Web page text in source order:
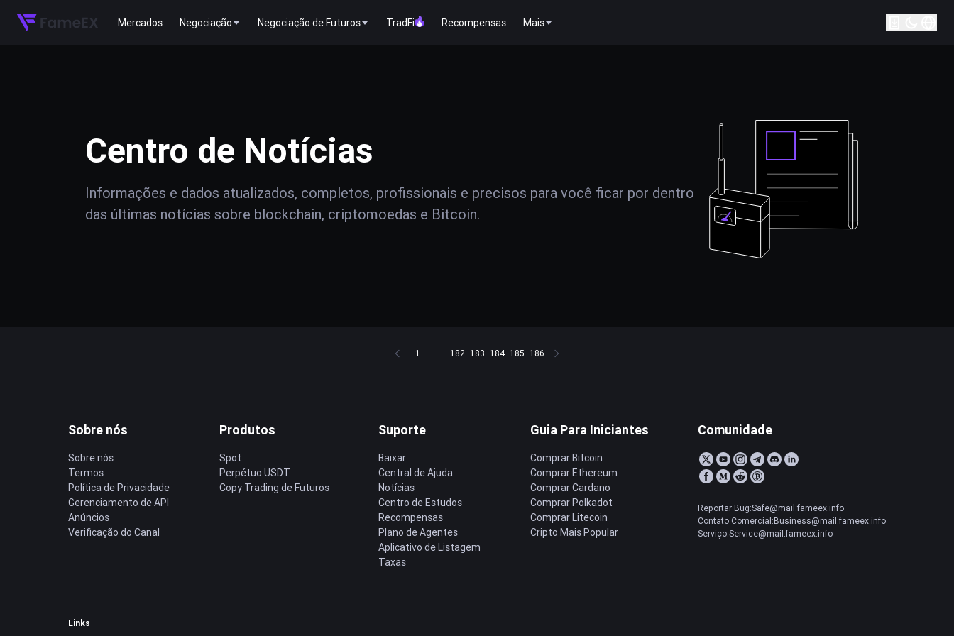
Mercados Negociação Negociação de Futuros TradFi Recompensas Mais
Centro de Notícias
Informações e dados atualizados, completos, profissionais e precisos para você ficar por dentro
das últimas notícias sobre blockchain, criptomoedas e Bitcoin.
1 ... 182 183 184 185 186
Sobre nós
Sobre nós
Termos
Política de Privacidade
Gerenciamento de API
Anúncios
Verificação do Canal
Produtos
Spot
Perpétuo USDT
Copy Trading de Futuros
Suporte
Baixar
Central de Ajuda
Notícias
Centro de Estudos
Recompensas
Plano de Agentes
Aplicativo de Listagem
Taxas
Guia Para Iniciantes
Comprar Bitcoin
Comprar Ethereum
Comprar Cardano
Comprar Polkadot
Comprar Litecoin
Cripto Mais Popular
Comunidade
Reportar Bug:Safe@mail.fameex.info
Contato Comercial:Business@mail.fameex.info
Serviço:Service@mail.fameex.info
Links